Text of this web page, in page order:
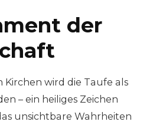
der
Kirchen wird die Taufe als
– ein heiliges Zeichen
unsichtbare Wahrheiten